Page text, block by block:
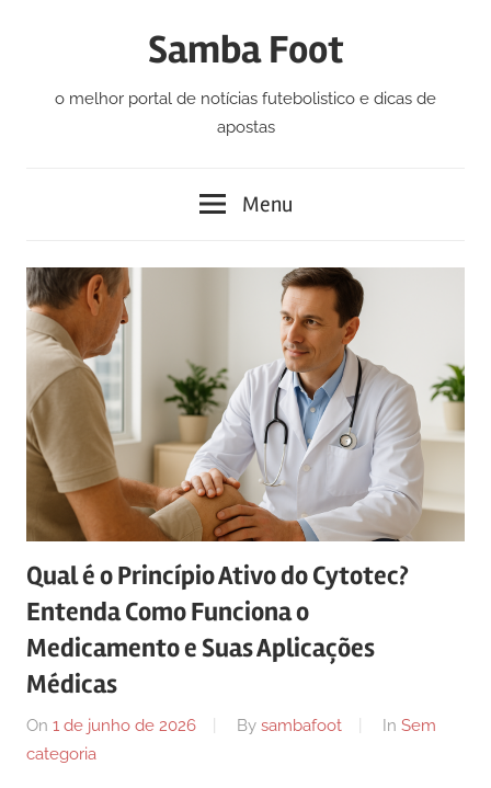
Samba Foot
o melhor portal de notícias futebolistico e dicas de
apostas
Menu
Qual é o Princípio Ativo do Cytotec?
Entenda Como Funciona o
Medicamento e Suas Aplicações
Médicas
On 1 de junho de 2026 By sambafoot In Sem
categoria